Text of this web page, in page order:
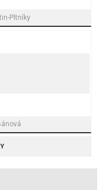
Pltníky